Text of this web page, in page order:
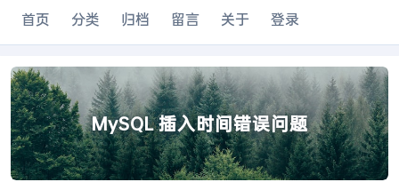
首页 分类 归档 留言 关于 登录
MySQL 插入时间错误问题